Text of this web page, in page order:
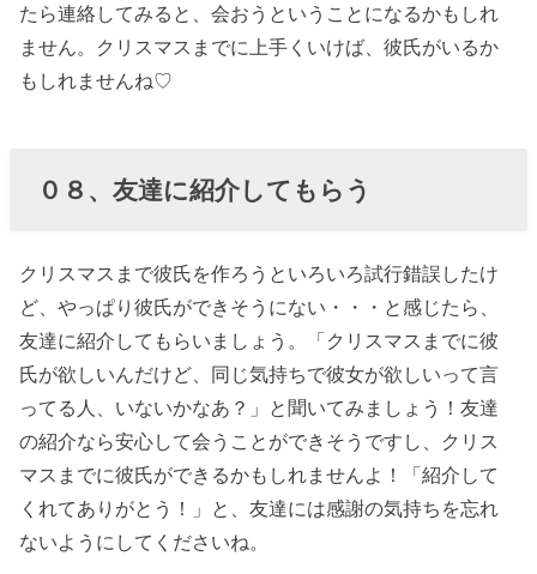
たら連絡してみると、会おうということになるかもしれ
ません。クリスマスまでに上手くいけば、彼氏がいるか
もしれませんね♡
０８、友達に紹介してもらう
クリスマスまで彼氏を作ろうといろいろ試行錯誤したけ
ど、やっぱり彼氏ができそうにない・・・と感じたら、
友達に紹介してもらいましょう。「クリスマスまでに彼
氏が欲しいんだけど、同じ気持ちで彼女が欲しいって言
ってる人、いないかなあ？」と聞いてみましょう！友達
の紹介なら安心して会うことができそうですし、クリス
マスまでに彼氏ができるかもしれませんよ！「紹介して
くれてありがとう！」と、友達には感謝の気持ちを忘れ
ないようにしてくださいね。